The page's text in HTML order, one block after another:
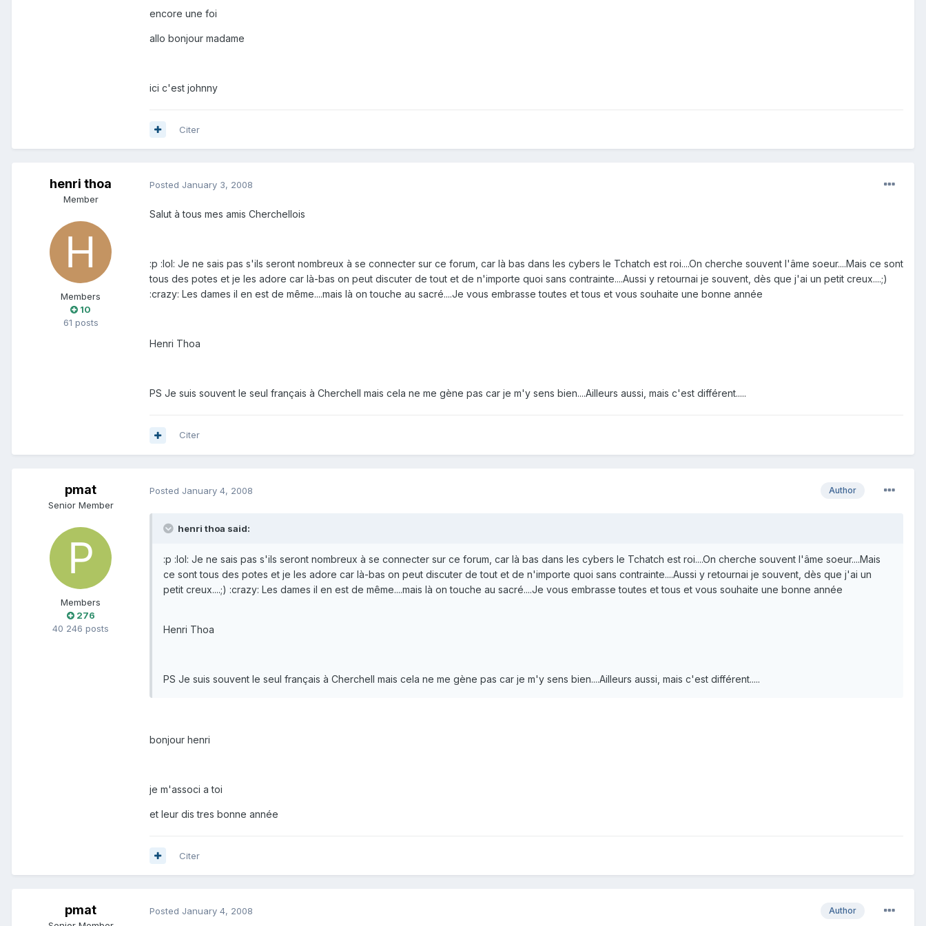
encore une foi
allo bonjour madame
ici c'est johnny
Citer
henri thoa
Member
Members
10
61 posts
Posted January 3, 2008
Salut à tous mes amis Cherchellois
:p :lol: Je ne sais pas s'ils seront nombreux à se connecter sur ce forum, car là bas dans les cybers le Tchatch est roi....On cherche souvent l'âme soeur....Mais ce sont
tous des potes et je les adore car là-bas on peut discuter de tout et de n'importe quoi sans contrainte....Aussi y retournai je souvent, dès que j'ai un petit creux....;)
:crazy: Les dames il en est de même....mais là on touche au sacré....Je vous embrasse toutes et tous et vous souhaite une bonne année
Henri Thoa
PS Je suis souvent le seul français à Cherchell mais cela ne me gène pas car je m'y sens bien....Ailleurs aussi, mais c'est différent.....
Citer
pmat
Senior Member
Members
276
40 246 posts
Author
Posted January 4, 2008
henri thoa said:
:p :lol: Je ne sais pas s'ils seront nombreux à se connecter sur ce forum, car là bas dans les cybers le Tchatch est roi....On cherche souvent l'âme soeur....Mais
ce sont tous des potes et je les adore car là-bas on peut discuter de tout et de n'importe quoi sans contrainte....Aussi y retournai je souvent, dès que j'ai un
petit creux....;) :crazy: Les dames il en est de même....mais là on touche au sacré....Je vous embrasse toutes et tous et vous souhaite une bonne année
Henri Thoa
PS Je suis souvent le seul français à Cherchell mais cela ne me gène pas car je m'y sens bien....Ailleurs aussi, mais c'est différent.....
bonjour henri
je m'associ a toi
et leur dis tres bonne année
Citer
pmat Author
Posted January 4, 2008